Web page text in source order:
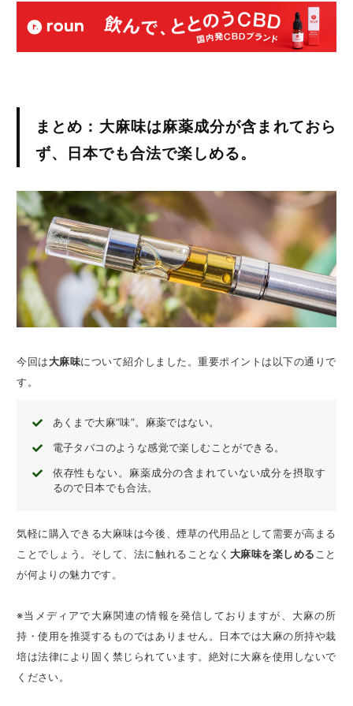
まとめ：大麻味は麻薬成分が含まれておら
ず、日本でも合法で楽しめる。
今回は大麻味について紹介しました。重要ポイントは以下の通りで
す。
あくまで大麻”味”。麻薬ではない。
電子タバコのような感覚で楽しむことができる。
依存性もない。麻薬成分の含まれていない成分を摂取す
るので日本でも合法。
気軽に購入できる大麻味は今後、煙草の代用品として需要が高まる
ことでしょう。そして、法に触れることなく 大麻味を楽しめる こと
が何よりの魅力です。
※当メディアで大麻関連の情報を発信しておりますが、大麻の所
持・使用を推奨するものではありません。日本では大麻の所持や栽
培は法律により固く禁じられています。絶対に大麻を使用しないで
ください。